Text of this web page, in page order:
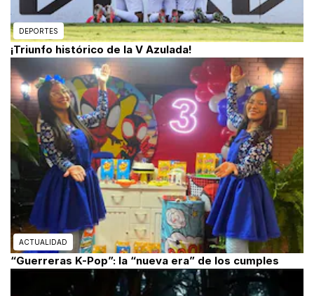
DEPORTES
¡Triunfo histórico de la V Azulada!
ACTUALIDAD
“Guerreras K-Pop”: la “nueva era” de los cumples